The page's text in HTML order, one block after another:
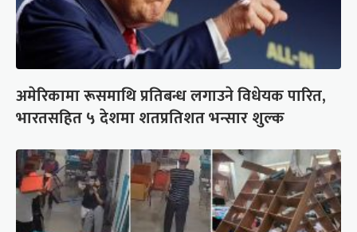
अमेरिकामा रूसमाथि प्रतिबन्ध लगाउने विधेयक पारित,
भारतसहित ५ देशमा शतप्रतिशत भन्सार शुल्क